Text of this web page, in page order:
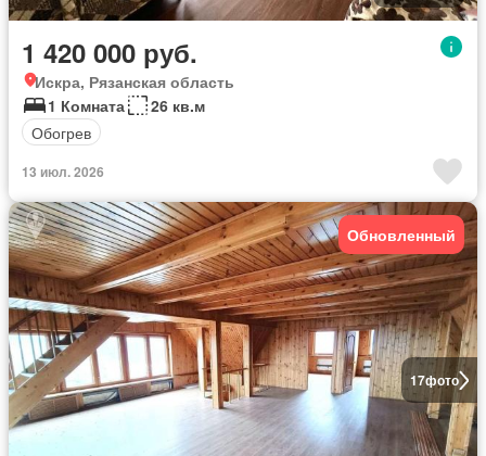
1 420 000 руб.
Искра, Рязанская область
1 Комната
26 кв.м
Обогрев
13 июл. 2026
17фото
Обновленный